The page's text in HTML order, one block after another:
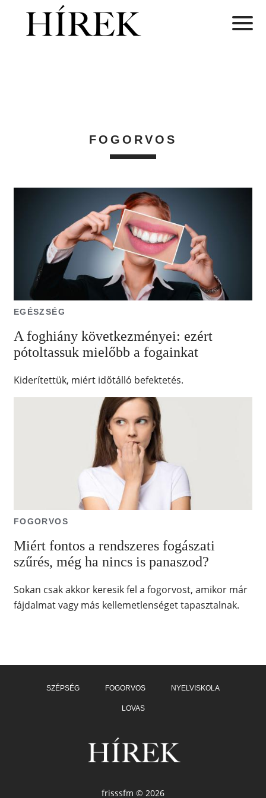
FOGORVOS
EGÉSZSÉG
A foghiány következményei: ezért
pótoltassuk mielőbb a fogainkat
Kiderítettük, miért időtálló befektetés.
FOGORVOS
Miért fontos a rendszeres fogászati
szűrés, még ha nincs is panaszod?
Sokan csak akkor keresik fel a fogorvost, amikor már
fájdalmat vagy más kellemetlenséget tapasztalnak.
SZÉPSÉG FOGORVOS NYELVISKOLA
LOVAS
frisssfm © 2026